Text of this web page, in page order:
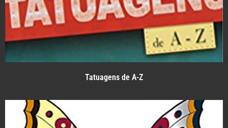
Tatuagens de A-Z